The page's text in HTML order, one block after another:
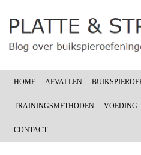
HOME AFVALLEN
TRAININGSMETHODEN VOEDING
CONTACT